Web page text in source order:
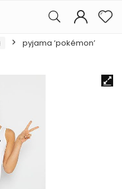
pyjama ‘pokémon’